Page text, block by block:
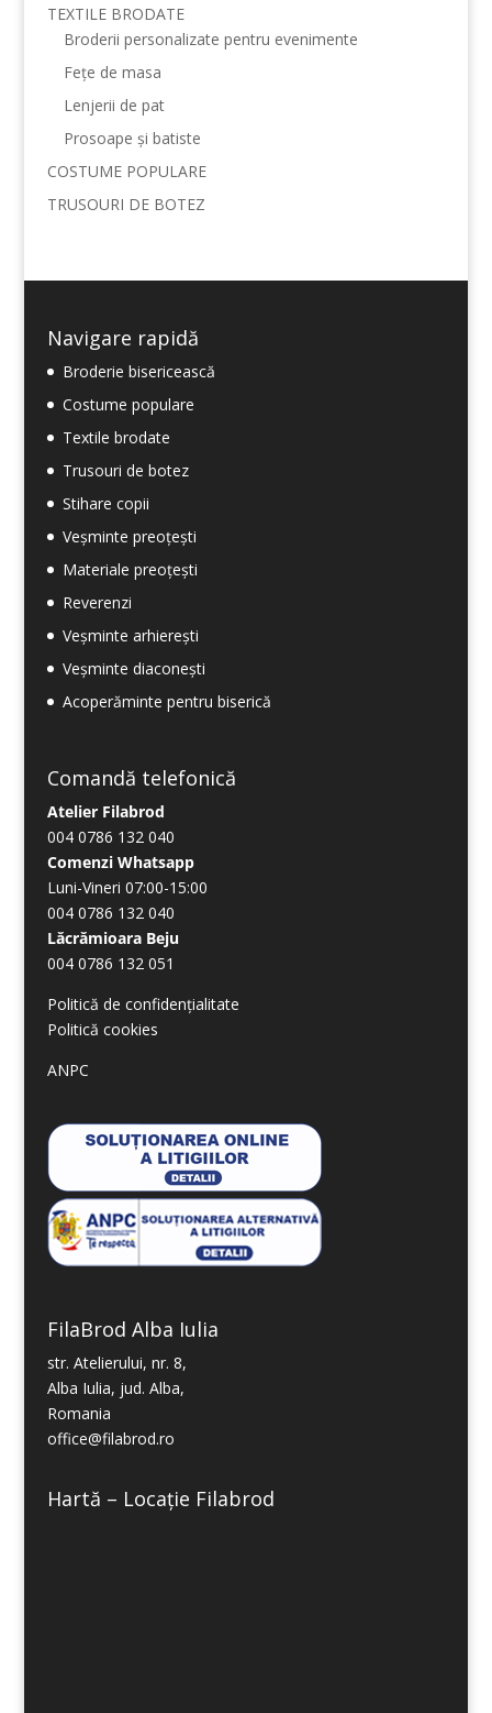
TEXTILE BRODATE
Broderii personalizate pentru evenimente
Fețe de masa
Lenjerii de pat
Prosoape și batiste
COSTUME POPULARE
TRUSOURI DE BOTEZ
Navigare rapidă
Broderie bisericească
Costume populare
Textile brodate
Trusouri de botez
Stihare copii
Veșminte preoțești
Materiale preoțești
Reverenzi
Veșminte arhierești
Veșminte diaconești
Acoperăminte pentru biserică
Comandă telefonică
Atelier Filabrod
004 0786 132 040
Comenzi Whatsapp
Luni-Vineri 07:00-15:00
004 0786 132 040
Lăcrămioara Beju
004 0786 132 051
Politică de confidențialitate
Politică cookies
ANPC
FilaBrod Alba Iulia
str. Atelierului, nr. 8,
Alba Iulia, jud. Alba,
Romania
office@filabrod.ro
Hartă – Locație Filabrod